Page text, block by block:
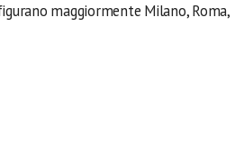
maggiormente Milano, Roma,